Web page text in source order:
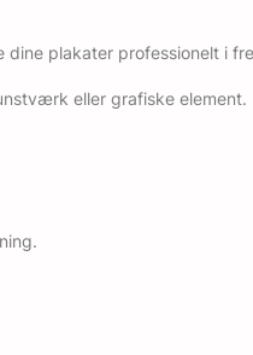
plakater professionelt i
eller grafiske element.